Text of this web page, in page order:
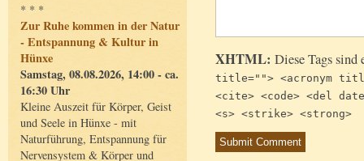
* * *
Zur Ruhe kommen in der Natur
- Entspannung & Kultur in
Hünxe
Samstag, 08.08.2026, 14:00 - ca.
16:30 Uhr
Kleine Auszeit für Körper, Geist
und Seele in Hünxe - mit
Naturführung, Entspannung für
Nervensystem & Körper und
XHTML: Diese Tags
title=""> <acronym
<cite> <code> <del
<s> <strike> <strong>